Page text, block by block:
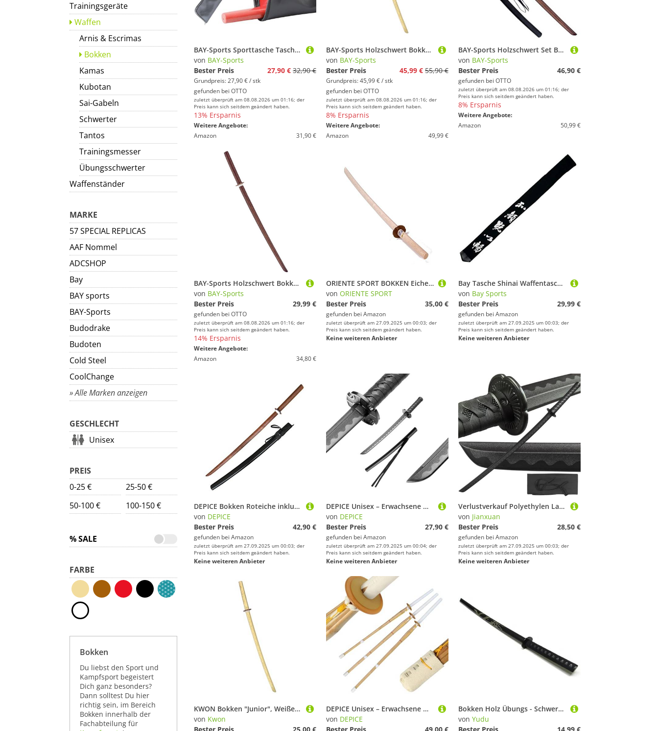
Trainingsgeräte
Waffen
Arnis & Escrimas
Bokken
Kamas
Kubotan
Sai-Gabeln
Schwerter
Tantos
Trainingsmesser
Übungsschwerter
Waffenständer
MARKE
57 SPECIAL REPLICAS
AAF Nommel
ADCSHOP
Bay
BAY sports
BAY-Sports
Budodrake
Budoten
Cold Steel
CoolChange
» Alle Marken anzeigen
GESCHLECHT
Unisex
PREIS
0-25 €
25-50 €
50-100 €
100-150 €
% SALE
FARBE
Bokken
Du liebst den Sport und
Kampfsport begeistert
Dich ganz besonders?
Dann solltest Du hier
richtig sein, im Bereich
Bokken innerhalb der
Fachabteilung für
BAY-Sports Sporttasche Tasche für Bokken, Katana, Holzschwert, Samurai, Shinai Bokkentasche (gepolster mit Schultergurt), 110 cm, PVC, für 1 - 2 Bokken
von BAY-Sports
Bester Preis
27,90 € 32,90 €
Grundpreis: 27,90 € / stk
gefunden bei OTTO
zuletzt überprüft am 08.08.2026 um 01:16; der
Preis kann sich seitdem geändert haben.
13% Ersparnis
Weitere Angebote:
Amazon
31,90 €
BAY-Sports Holzschwert Bokken Bambus weiß Holz Trainingsschwert Katana Aikido Kobudo Samurai (102 cm, Stück), Besonders hart und belastbar, sehr leicht
von BAY-Sports
Bester Preis
45,99 € 55,90 €
Grundpreis: 45,99 € / stk
gefunden bei OTTO
zuletzt überprüft am 08.08.2026 um 01:16; der
Preis kann sich seitdem geändert haben.
8% Ersparnis
Weitere Angebote:
Amazon
49,99 €
BAY-Sports Holzschwert Set Bokken mit Saya Scheide Katana rot Trainingsschwert Bokken, geölt 100 cm, 2 Teile Set Angebot
von BAY-Sports
Bester Preis
46,90 €
gefunden bei OTTO
zuletzt überprüft am 08.08.2026 um 01:16; der
Preis kann sich seitdem geändert haben.
8% Ersparnis
Weitere Angebote:
Amazon
50,99 €
BAY-Sports Holzschwert Bokken Katana rote Eiche Trainingsschwert Aikido Bokken rot, geölt 100 cm
von BAY-Sports
Bester Preis
29,99 €
gefunden bei OTTO
zuletzt überprüft am 08.08.2026 um 01:16; der
Preis kann sich seitdem geändert haben.
14% Ersparnis
Weitere Angebote:
Amazon
34,80 €
ORIENTE SPORT BOKKEN Eiche weiß C/Spitze, OS 642
von ORIENTE SPORT
Bester Preis
35,00 €
gefunden bei Amazon
zuletzt überprüft am 27.09.2025 um 00:03; der
Preis kann sich seitdem geändert haben.
Keine weiteren Anbieter
Bay Tasche Shinai Waffentasche Waffen Holzschwert Budo 122 cm Bokken Jo Katana
von Bay Sports
Bester Preis
29,99 €
gefunden bei Amazon
zuletzt überprüft am 27.09.2025 um 00:03; der
Preis kann sich seitdem geändert haben.
Keine weiteren Anbieter
DEPICE Bokken Roteiche inklusive Saya (Scheide), 101
von DEPICE
Bester Preis
42,90 €
gefunden bei Amazon
zuletzt überprüft am 27.09.2025 um 00:03; der
Preis kann sich seitdem geändert haben.
Keine weiteren Anbieter
DEPICE Unisex – Erwachsene W-WAHP-V2 Bokken, schwarz, Uni
von DEPICE
Bester Preis
27,90 €
gefunden bei Amazon
zuletzt überprüft am 27.09.2025 um 00:04; der
Preis kann sich seitdem geändert haben.
Keine weiteren Anbieter
Verlustverkauf Polyethylen La Sportiva Katana Schwert Kendo Schwertkampf Training Samurai Schwert 101cm Bokken
von Jianxuan
Bester Preis
28,50 €
gefunden bei Amazon
zuletzt überprüft am 27.09.2025 um 00:03; der
Preis kann sich seitdem geändert haben.
Keine weiteren Anbieter
KWON Bokken "Junior", Weiße Eiche Kwon
von Kwon
DEPICE Unisex – Erwachsene W-KS-30-V2 Bokken, Natur-weiß, 30
von DEPICE
Bokken Holz Übungs - Schwert Drache geschnizt schwarz 62cm
von Yudu